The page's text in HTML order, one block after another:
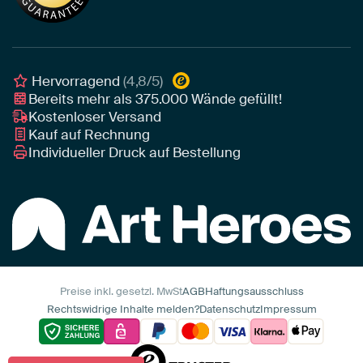
Leinwand für draußen
Individuelle Einrichtungsberatung
Awards und Preise
Art Heroes App
Hervorragend(4,8/5)
Bereits mehr als375.000Wände gefüllt!
Kostenloser Versand
Kauf auf Rechnung
Individueller Druck auf Bestellung
Preise inkl. gesetzl. MwStAGBHaftungsausschluss
Rechtswidrige Inhalte melden?DatenschutzImpressum